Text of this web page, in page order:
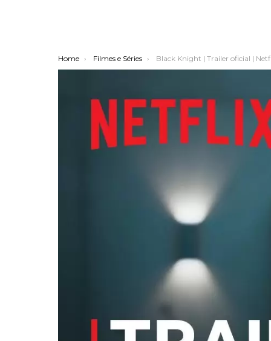
You are here:
Home Filmes e Séries Black Knight | Trailer oficial |